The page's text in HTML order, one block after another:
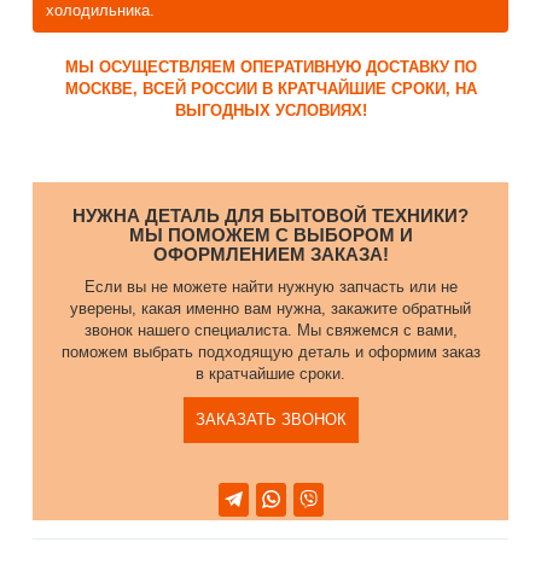
холодильника.
МЫ ОСУЩЕСТВЛЯЕМ ОПЕРАТИВНУЮ ДОСТАВКУ ПО
МОСКВЕ, ВСЕЙ РОССИИ В КРАТЧАЙШИЕ СРОКИ, НА
ВЫГОДНЫХ УСЛОВИЯХ!
НУЖНА ДЕТАЛЬ ДЛЯ БЫТОВОЙ ТЕХНИКИ?
МЫ ПОМОЖЕМ С ВЫБОРОМ И
ОФОРМЛЕНИЕМ ЗАКАЗА!
Если вы не можете найти нужную запчасть или не
уверены, какая именно вам нужна, закажите обратный
звонок нашего специалиста. Мы свяжемся с вами,
поможем выбрать подходящую деталь и оформим заказ
в кратчайшие сроки.
ЗАКАЗАТЬ ЗВОНОК